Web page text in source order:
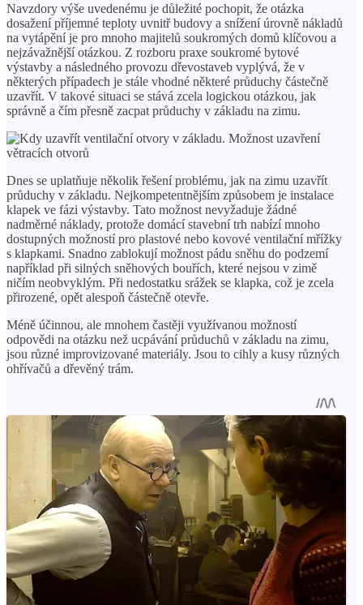
Navzdory výše uvedenému je důležité pochopit, že otázka
dosažení příjemné teploty uvnitř budovy a snížení úrovně nákladů
na vytápění je pro mnoho majitelů soukromých domů klíčovou a
nejzávažnější otázkou. Z rozboru praxe soukromé bytové
výstavby a následného provozu dřevostaveb vyplývá, že v
některých případech je stále vhodné některé průduchy částečně
uzavřít. V takové situaci se stává zcela logickou otázkou, jak
správně a čím přesně zacpat průduchy v základu na zimu.
Dnes se uplatňuje několik řešení problému, jak na zimu uzavřít
průduchy v základu. Nejkompetentnějším způsobem je instalace
klapek ve fázi výstavby. Tato možnost nevyžaduje žádné
nadměrné náklady, protože domácí stavební trh nabízí mnoho
dostupných možností pro plastové nebo kovové ventilační mřížky
s klapkami. Snadno zablokují možnost pádu sněhu do podzemí
například při silných sněhových bouřích, které nejsou v zimě
ničím neobvyklým. Při nedostatku srážek se klapka, což je zcela
přirozené, opět alespoň částečně otevře.
Méně účinnou, ale mnohem častěji využívanou možností
odpovědi na otázku než ucpávání průduchů v základu na zimu,
jsou různé improvizované materiály. Jsou to cihly a kusy různých
ohřívačů a dřevěný trám.